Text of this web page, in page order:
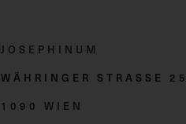
JOSEPHINUM
WÄHRINGER STRASSE 2 5
1090 WIEN